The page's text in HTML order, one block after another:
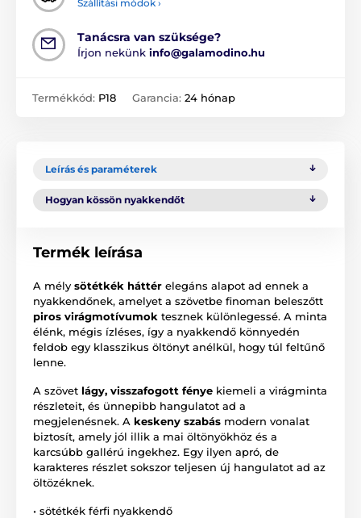
Szállítási módok ›
Tanácsra van szüksége?
Írjon nekünk info@galamodino.hu
Termékkód: P18 Garancia: 24 hónap
Leírás és paraméterek
Hogyan kössön nyakkendőt
Termék leírása
A mély sötétkék háttér elegáns alapot ad ennek a
nyakkendőnek, amelyet a szövetbe finoman beleszőtt
piros virágmotívumok tesznek különlegessé. A minta
élénk, mégis ízléses, így a nyakkendő könnyedén
feldob egy klasszikus öltönyt anélkül, hogy túl feltűnő
lenne.
A szövet lágy, visszafogott fénye kiemeli a virágminta
részleteit, és ünnepibb hangulatot ad a
megjelenésnek. A keskeny szabás modern vonalat
biztosít, amely jól illik a mai öltönyökhöz és a
karcsúbb gallérú ingekhez. Egy ilyen apró, de
karakteres részlet sokszor teljesen új hangulatot ad az
öltözéknek.
• sötétkék férfi nyakkendő